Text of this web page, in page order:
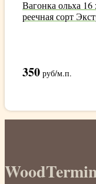
Вагонка ольха
реечная сорт
350 руб/м.п.